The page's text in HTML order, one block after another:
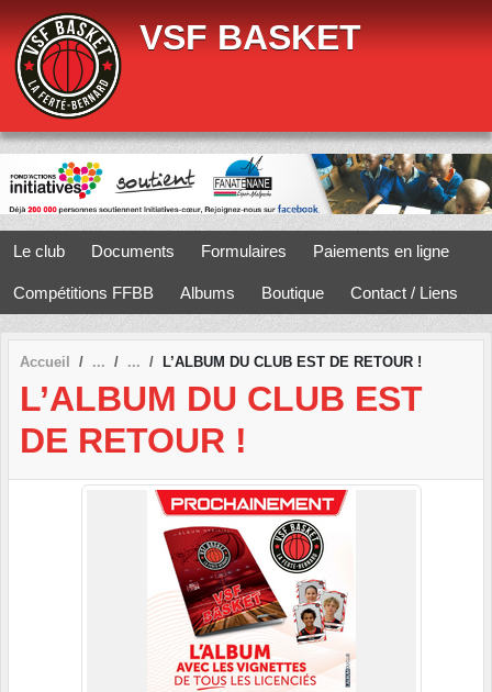
VSF BASKET
Le club Documents Formulaires Paiements en ligne
Compétitions FFBB Albums Boutique Contact / Liens
Accueil L’ALBUM DU CLUB EST DE RETOUR !
L’ALBUM DU CLUB EST
DE RETOUR !
Panneau de gestion des cookies